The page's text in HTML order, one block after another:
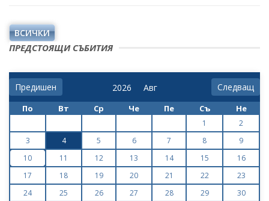
ВСИЧКИ
ПРЕДСТОЯЩИ СЪБИТИЯ
Предишен Следващ
По Вт Ср Че Пе Съ Не
1
2
3
4 5 6 7 8
9
10
11 12 13 14 15
16
17
18 19 20 21 22
23
24
25 26 27 28 29
30